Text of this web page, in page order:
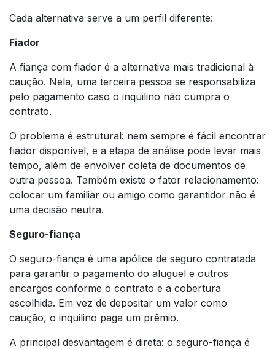
Cada alternativa serve a um perfil diferente:
Fiador
A fiança com fiador é a alternativa mais tradicional à
caução. Nela, uma terceira pessoa se responsabiliza
pelo pagamento caso o inquilino não cumpra o
contrato.
O problema é estrutural: nem sempre é fácil encontrar
fiador disponível, e a etapa de análise pode levar mais
tempo, além de envolver coleta de documentos de
outra pessoa. Também existe o fator relacionamento:
colocar um familiar ou amigo como garantidor não é
uma decisão neutra.
Seguro-fiança
O seguro-fiança é uma apólice de seguro contratada
para garantir o pagamento do aluguel e outros
encargos conforme o contrato e a cobertura
escolhida. Em vez de depositar um valor como
caução, o inquilino paga um prêmio.
A principal desvantagem é direta: o seguro-fiança é